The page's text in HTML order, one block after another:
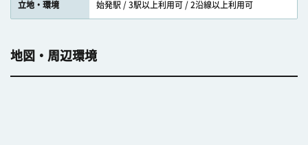
立地・環境 始発駅 / 3駅以上利用可 / 2沿線以上利用可
地図・周辺環境